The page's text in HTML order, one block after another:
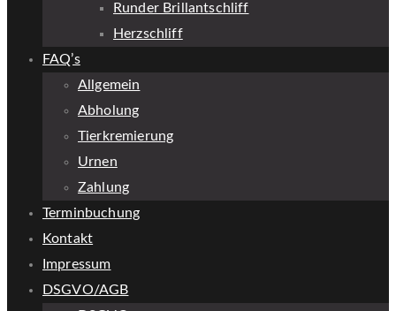
Runder Brillantschliff
Herzschliff
FAQ’s
Allgemein
Abholung
Tierkremierung
Urnen
Zahlung
Terminbuchung
Kontakt
Impressum
DSGVO/AGB